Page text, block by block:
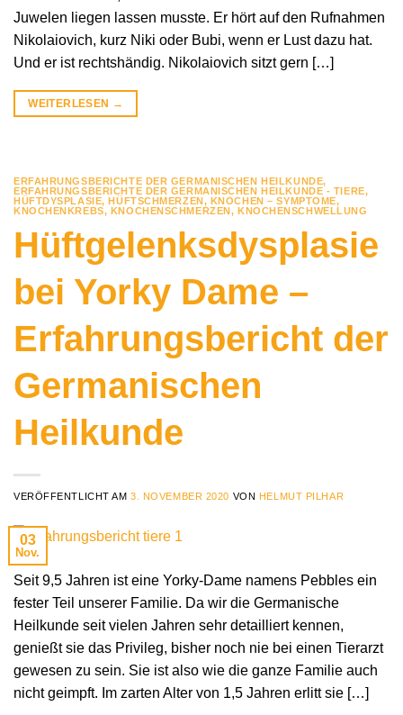
Juwelen liegen lassen musste. Er hört auf den Rufnahmen
Nikolaiovich, kurz Niki oder Bubi, wenn er Lust dazu hat.
Und er ist rechtshändig. Nikolaiovich sitzt gern […]
WEITERLESEN →
ERFAHRUNGSBERICHTE DER GERMANISCHEN HEILKUNDE,
ERFAHRUNGSBERICHTE DER GERMANISCHEN HEILKUNDE - TIERE,
HÜFTDYSPLASIE,HÜFTSCHMERZEN, KNOCHEN – SYMPTOME,
KNOCHENKREBS, KNOCHENSCHMERZEN, KNOCHENSCHWELLUNG
Hüftgelenksdysplasie
bei Yorky Dame –
Erfahrungsbericht der
Germanischen
Heilkunde
VERÖFFENTLICHT AM3. NOVEMBER 2020 VON HELMUT PILHAR
03
Nov.
Seit 9,5 Jahren ist eine Yorky-Dame namens Pebbles ein
fester Teil unserer Familie. Da wir die Germanische
Heilkunde seit vielen Jahren sehr detailliert kennen,
genießt sie das Privileg, bisher noch nie bei einen Tierarzt
gewesen zu sein. Sie ist also wie die ganze Familie auch
nicht geimpft. Im zarten Alter von 1,5 Jahren erlitt sie […]